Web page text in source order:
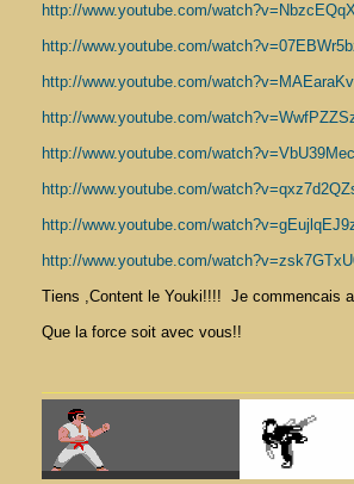
http://www.youtube.com/
http://www.youtube.com/
http://www.youtube.com/
http://www.youtube.com/
http://www.youtube.com/
http://www.youtube.com/
http://www.youtube.com/
http://www.youtube.com/
Tiens ,Content le Youki!!!! Je commencais
Que la force soit avec vous!!